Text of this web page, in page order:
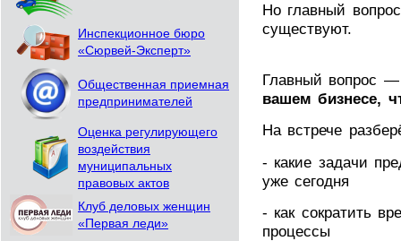
Инспекционное бюро
«Сюрвей-Эксперт»
Общественная приемная
предпринимателей
Оценка регулирующего
воздействия
муниципальных
правовых актов
Клуб деловых женщин
«Первая леди»
Но главный
существуют.
Главный вопрос
вашем бизнесе,
На встрече
- какие задачи
уже сегодня
- как сократить
процессы